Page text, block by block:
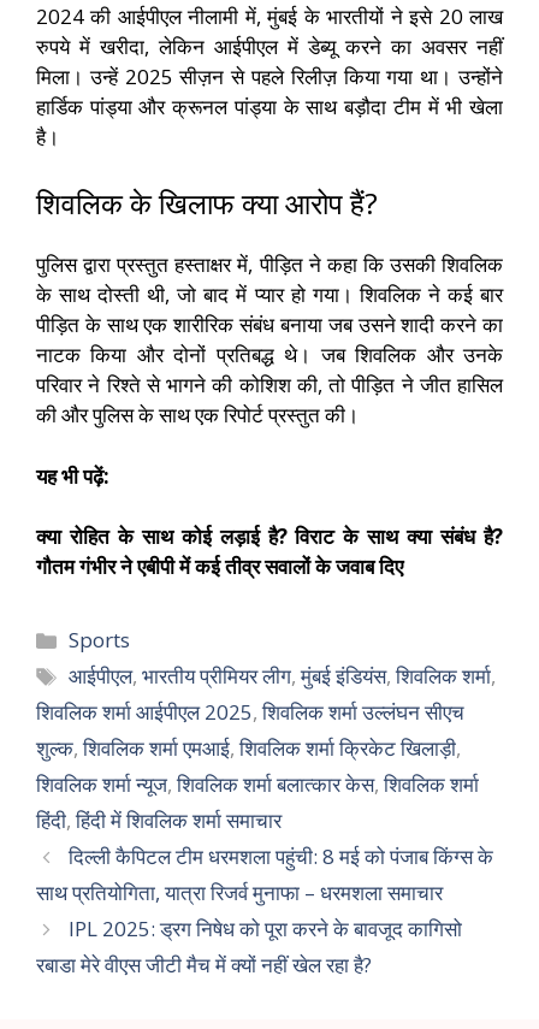
2024 की आईपीएल नीलामी में, मुंबई के भारतीयों ने इसे 20 लाख
रुपये में खरीदा, लेकिन आईपीएल में डेब्यू करने का अवसर नहीं
मिला। उन्हें 2025 सीज़न से पहले रिलीज़ किया गया था। उन्होंने
हार्डिक पांड्या और क्रूनल पांड्या के साथ बड़ौदा टीम में भी खेला
है।
शिवलिक के खिलाफ क्या आरोप हैं?
पुलिस द्वारा प्रस्तुत हस्ताक्षर में, पीड़ित ने कहा कि उसकी शिवलिक
के साथ दोस्ती थी, जो बाद में प्यार हो गया। शिवलिक ने कई बार
पीड़ित के साथ एक शारीरिक संबंध बनाया जब उसने शादी करने का
नाटक किया और दोनों प्रतिबद्ध थे। जब शिवलिक और उनके
परिवार ने रिश्ते से भागने की कोशिश की, तो पीड़ित ने जीत हासिल
की और पुलिस के साथ एक रिपोर्ट प्रस्तुत की।
यह भी पढ़ें:
क्या रोहित के साथ कोई लड़ाई है? विराट के साथ क्या संबंध है?
गौतम गंभीर ने एबीपी में कई तीव्र सवालों के जवाब दिए
Sports
आईपीएल,भारतीय प्रीमियर लीग,मुंबई इंडियंस,शिवलिक शर्मा,
शिवलिक शर्मा आईपीएल 2025,शिवलिक शर्मा उल्लंघन सीएच
शुल्क,शिवलिक शर्मा एमआई,शिवलिक शर्मा क्रिकेट खिलाड़ी,
शिवलिक शर्मा न्यूज,शिवलिक शर्मा बलात्कार केस,शिवलिक शर्मा
हिंदी,हिंदी में शिवलिक शर्मा समाचार
दिल्ली कैपिटल टीम धरमशला पहुंची: 8 मई को पंजाब किंग्स के
साथ प्रतियोगिता, यात्रा रिजर्व मुनाफा – धरमशला समाचार
IPL 2025: ड्रग निषेध को पूरा करने के बावजूद कागिसो
रबाडा मेरे वीएस जीटी मैच में क्यों नहीं खेल रहा है?